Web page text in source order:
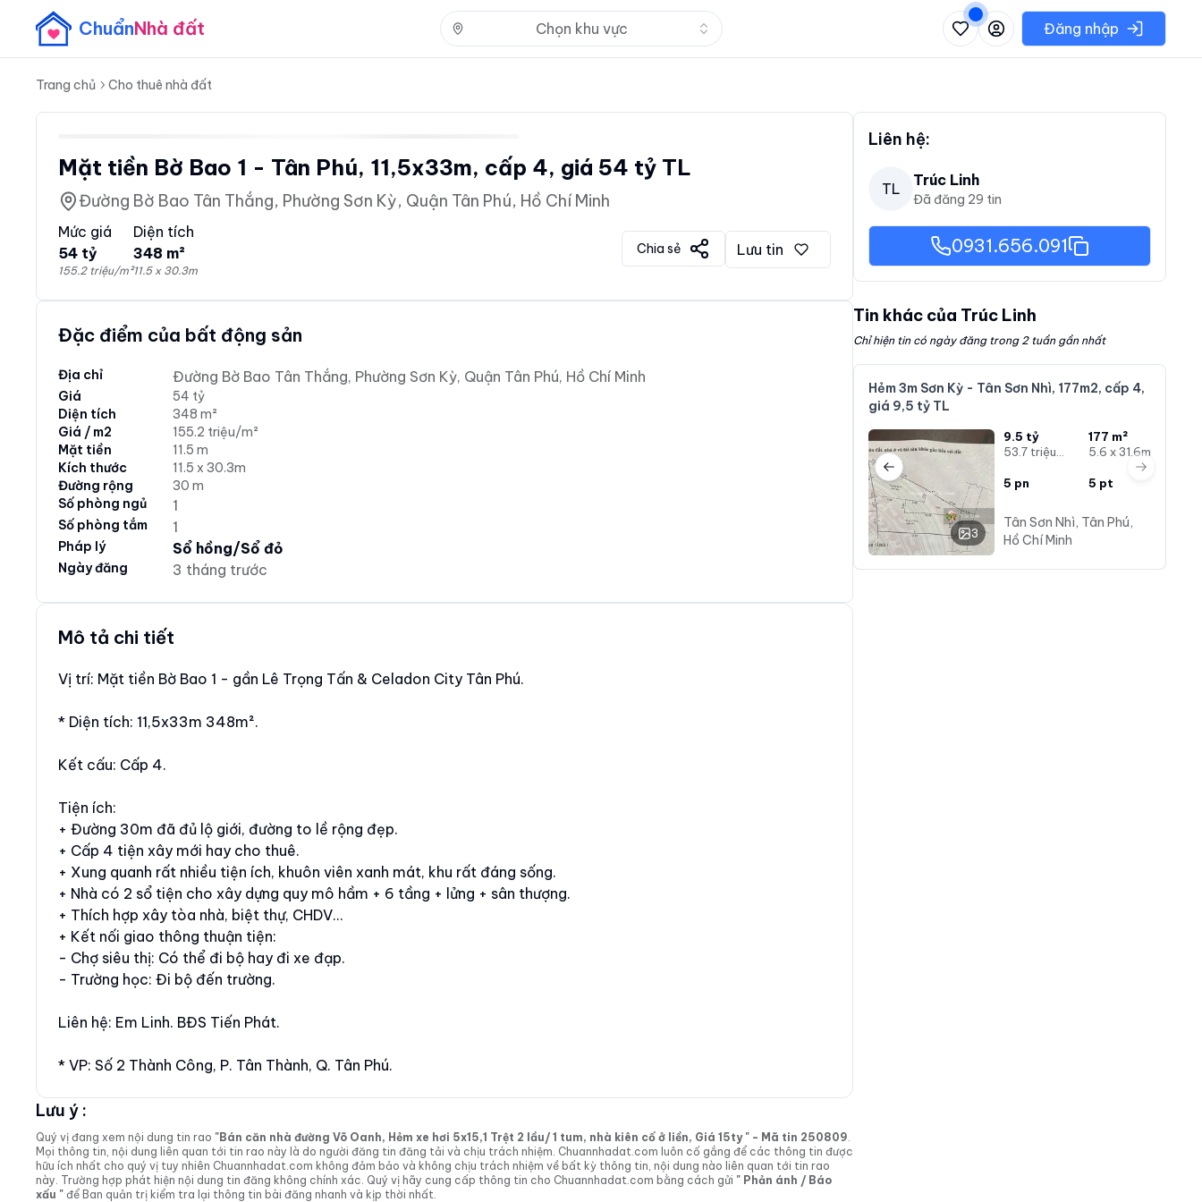
ChuẩnNhà đất Chọn khu vực Nhấn để mở danh sách các khu vực có thể chọnĐăng nhập
Trang chủ Cho thuê nhà đất
Mặt tiền Bờ Bao 1 - Tân Phú, 11,5x33m, cấp 4, giá 54 tỷ TL
Đường Bờ Bao Tân Thắng, Phường Sơn Kỳ, Quận Tân Phú, Hồ Chí Minh
Mức giá
54 tỷ
155.2 triệu/m²
Diện tích
348 m²
11.5 x 30.3m
Chia sẻ Lưu tin
Đặc điểm của bất động sản
Địa chỉ Đường Bờ Bao Tân Thắng, Phường Sơn Kỳ, Quận Tân Phú, Hồ Chí Minh
Giá
54 tỷ
Diện tích
348 m²
Giá / m2
155.2 triệu/m²
Mặt tiền
11.5 m
Kích thước
11.5 x 30.3m
Đường rộng
30 m
Số phòng ngủ
1
Số phòng tắm 1
Pháp lý Sổ hồng/Sổ đỏ
Ngày đăng 3 tháng trước
Mô tả chi tiết
Vị trí: Mặt tiền Bờ Bao 1 - gần Lê Trọng Tấn & Celadon City Tân Phú.
* Diện tích: 11,5x33m 348m².
Kết cấu: Cấp 4.
Tiện ích:
+ Đường 30m đã đủ lộ giới, đường to lề rộng đẹp.
+ Cấp 4 tiện xây mới hay cho thuê.
+ Xung quanh rất nhiều tiện ích, khuôn viên xanh mát, khu rất đáng sống.
+ Nhà có 2 sổ tiện cho xây dựng quy mô hầm + 6 tầng + lửng + sân thượng.
+ Thích hợp xây tòa nhà, biệt thự, CHDV...
+ Kết nối giao thông thuận tiện:
- Chợ siêu thị: Có thể đi bộ hay đi xe đạp.
- Trường học: Đi bộ đến trường.
Liên hệ: Em Linh. BĐS Tiến Phát.
* VP: Số 2 Thành Công, P. Tân Thành, Q. Tân Phú.
Lưu ý :
Quý vị đang xem nội dung tin rao "Bán căn nhà đường Võ Oanh, Hẻm xe hơi 5x15,1 Trệt 2 lầu/ 1 tum, nhà kiên cố ở liền, Giá 15ty " - Mã tin 250809.
Mọi thông tin, nội dung liên quan tới tin rao này là do người đăng tin đăng tải và chịu trách nhiệm. Chuannhadat.com luôn cố gắng để các thông tin được
hữu ích nhất cho quý vị tuy nhiên Chuannhadat.com không đảm bảo và không chịu trách nhiệm về bất kỳ thông tin, nội dung nào liên quan tới tin rao
này. Trường hợp phát hiện nội dung tin đăng không chính xác. Quý vị hãy cung cấp thông tin cho Chuannhadat.com bằng cách gửi " Phản ánh / Báo
xấu " để Ban quản trị kiểm tra lại thông tin bài đăng nhanh và kịp thời nhất.
Liên hệ:
TL Trúc Linh
Đã đăng 29 tin
0931.656.091
Tin khác của Trúc Linh
Chỉ hiện tin có ngày đăng trong 2 tuần gần nhất
Hẻm 3m Sơn Kỳ - Tân Sơn Nhì, 177m2, cấp 4,
giá 9,5 tỷ TL
3
9.5 tỷ
177 m²
5.6 x 31.6m
5 pn 5 pt
Tân Sơn Nhì, Tân Phú,
Hồ Chí Minh
Previous slide Next slide